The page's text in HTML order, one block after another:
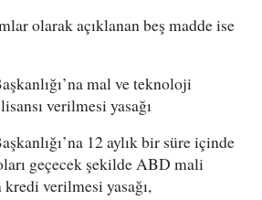
olarak açıklanan beş madde ise
mal ve teknoloji
verilmesi yasağı
12 aylık bir süre içinde
geçecek şekilde ABD mali
verilmesi yasağı,